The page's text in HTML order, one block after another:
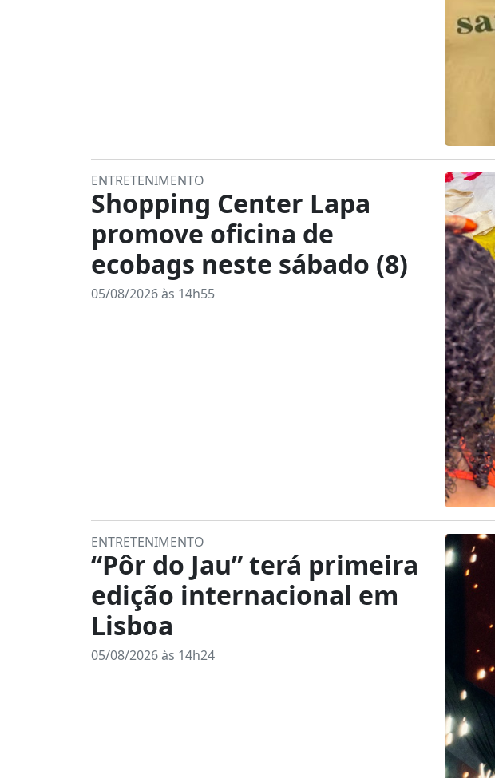
ENTRETENIMENTO
Shopping Center Lapa
promove oficina de
ecobags neste sábado (8)
05/08/2026 às 14h55
ENTRETENIMENTO
“Pôr do Jau” terá primeira
edição internacional em
Lisboa
05/08/2026 às 14h24